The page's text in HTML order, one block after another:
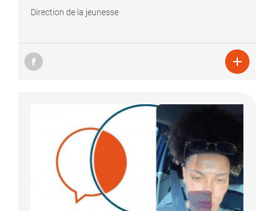
Direction de la jeunesse
